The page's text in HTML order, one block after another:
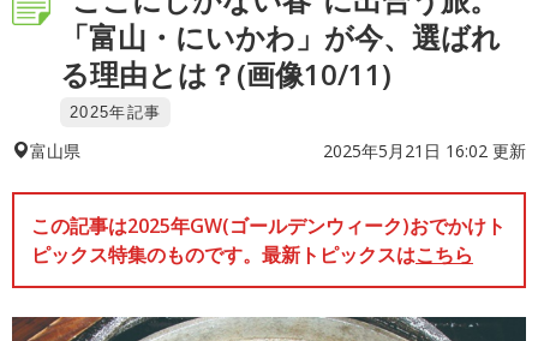
「富山・にいかわ」が今、選ばれ
る理由とは？(画像10/11)
2025年記事
富山県 2025年5月21日 16:02 更新
この記事は2025年GW(ゴールデンウィーク)おでかけト
ピックス特集のものです。最新トピックスはこちら